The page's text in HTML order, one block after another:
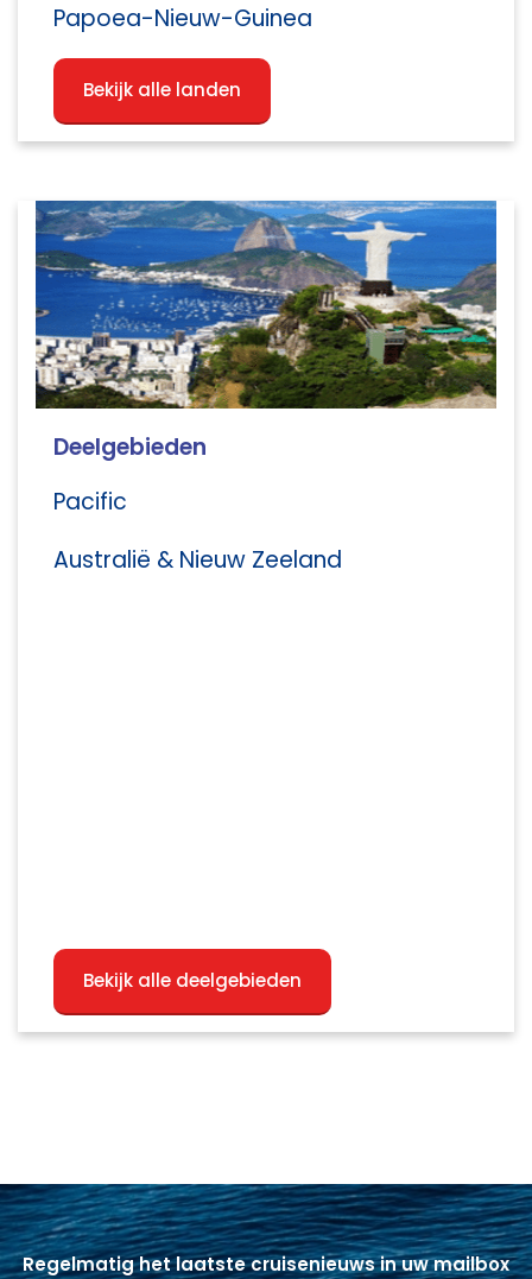
Papoea-Nieuw-Guinea
Bekijk alle landen
Deelgebieden
Pacific
Australië & Nieuw Zeeland
Bekijk alle deelgebieden
Regelmatig het laatste cruisenieuws in uw mailbox